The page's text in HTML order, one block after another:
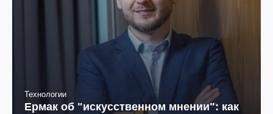
Технологии
Ермак об "искусственном мнении": как